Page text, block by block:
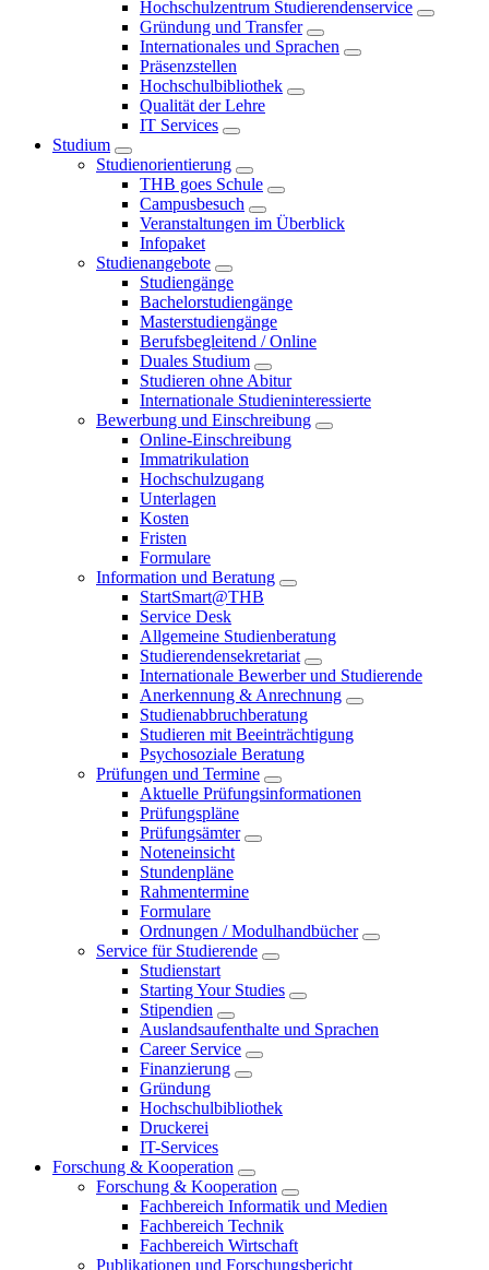
Hochschulzentrum Studierendenservice
Gründung und Transfer
Internationales und Sprachen
Präsenzstellen
Hochschulbibliothek
Qualität der Lehre
IT Services
Studium
Studienorientierung
THB goes Schule
Campusbesuch
Veranstaltungen im Überblick
Infopaket
Studienangebote
Studiengänge
Bachelorstudiengänge
Masterstudiengänge
Berufsbegleitend / Online
Duales Studium
Studieren ohne Abitur
Internationale Studieninteressierte
Bewerbung und Einschreibung
Online-Einschreibung
Immatrikulation
Hochschulzugang
Unterlagen
Kosten
Fristen
Formulare
Information und Beratung
StartSmart@THB
Service Desk
Allgemeine Studienberatung
Studierendensekretariat
Internationale Bewerber und Studierende
Anerkennung & Anrechnung
Studienabbruchberatung
Studieren mit Beeinträchtigung
Psychosoziale Beratung
Prüfungen und Termine
Aktuelle Prüfungsinformationen
Prüfungspläne
Prüfungsämter
Noteneinsicht
Stundenpläne
Rahmentermine
Formulare
Ordnungen / Modulhandbücher
Service für Studierende
Studienstart
Starting Your Studies
Stipendien
Auslandsaufenthalte und Sprachen
Career Service
Finanzierung
Gründung
Hochschulbibliothek
Druckerei
IT-Services
Forschung & Kooperation
Forschung & Kooperation
Fachbereich Informatik und Medien
Fachbereich Technik
Fachbereich Wirtschaft
Publikationen und Forschungsbericht